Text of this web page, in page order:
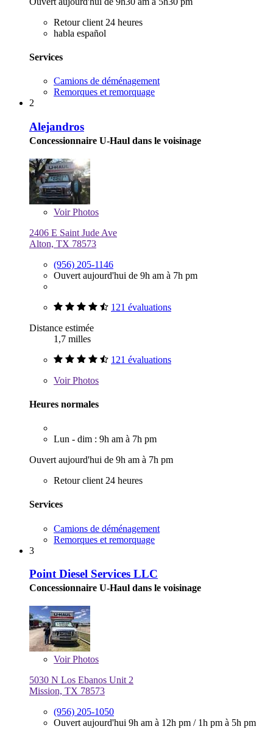
Retour client 24 heures
habla español
Services
Camions de déménagement
Remorques et remorquage
2
Alejandros
Concessionnaire U-Haul dans le voisinage
VoirPhotos
2406 E Saint Jude Ave
Alton, TX 78573
(956) 205-1146
Ouvert aujourd'hui de 9h am à 7h pm
121 évaluations
Distance estimée
1,7 milles
121 évaluations
VoirPhotos
Heures normales
Lun - dim : 9h am à 7h pm
Ouvert aujourd'hui de 9h am à 7h pm
Retour client 24 heures
Services
Camions de déménagement
Remorques et remorquage
3
Point Diesel Services LLC
Concessionnaire U-Haul dans le voisinage
VoirPhotos
5030 N Los Ebanos Unit 2
Mission, TX 78573
(956) 205-1050
Ouvert aujourd'hui 9h am à 12h pm / 1h pm à 5h pm